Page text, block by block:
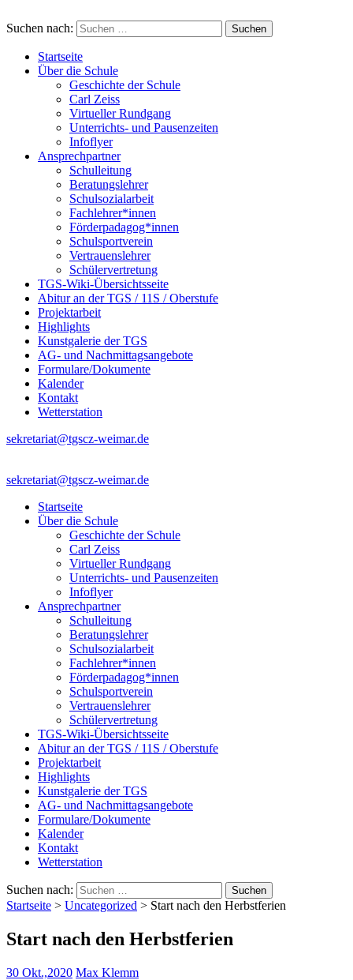
Suchen nach:
Startseite
Über die Schule
Geschichte der Schule
Carl Zeiss
Virtueller Rundgang
Unterrichts- und Pausenzeiten
Infoflyer
Ansprechpartner
Schulleitung
Beratungslehrer
Schulsozialarbeit
Fachlehrer*innen
Förderpadagog*innen
Schulsportverein
Vertrauenslehrer
Schülervertretung
TGS-Wiki-Übersichtsseite
Abitur an der TGS / 11S / Oberstufe
Projektarbeit
Highlights
Kunstgalerie der TGS
AG- und Nachmittagsangebote
Formulare/Dokumente
Kalender
Kontakt
Wetterstation
sekretariat@tgscz-weimar.de
sekretariat@tgscz-weimar.de
Startseite
Über die Schule
Geschichte der Schule
Carl Zeiss
Virtueller Rundgang
Unterrichts- und Pausenzeiten
Infoflyer
Ansprechpartner
Schulleitung
Beratungslehrer
Schulsozialarbeit
Fachlehrer*innen
Förderpadagog*innen
Schulsportverein
Vertrauenslehrer
Schülervertretung
TGS-Wiki-Übersichtsseite
Abitur an der TGS / 11S / Oberstufe
Projektarbeit
Highlights
Kunstgalerie der TGS
AG- und Nachmittagsangebote
Formulare/Dokumente
Kalender
Kontakt
Wetterstation
Suchen nach:
Startseite > Uncategorized > Start nach den Herbstferien
Start nach den Herbstferien
30 Okt.,2020 Max Klemm